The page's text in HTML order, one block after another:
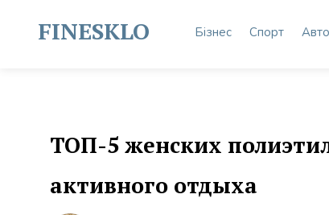
contentFINESKLO Бізнес Спорт Авто
ТОП-5 женских
активного отдыха